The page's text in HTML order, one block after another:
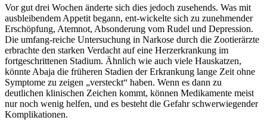
Vor gut drei Wochen änderte sich dies jedoch zusehends. Was mit
ausbleibendem Appetit begann, ent-wickelte sich zu zunehmender
Erschöpfung, Atemnot, Absonderung vom Rudel und Depression.
Die umfang-reiche Untersuchung in Narkose durch die Zootierärzte
erbrachte den starken Verdacht auf eine Herzerkrankung im
fortgeschrittenen Stadium. Ähnlich wie auch viele Hauskatzen,
könnte Abaja die früheren Stadien der Erkrankung lange Zeit ohne
Symptome zu zeigen „versteckt“ haben. Wenn es dann zu
deutlichen klinischen Zeichen kommt, können Medikamente meist
nur noch wenig helfen, und es besteht die Gefahr schwerwiegender
Komplikationen.